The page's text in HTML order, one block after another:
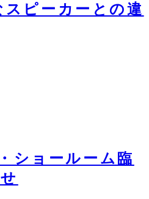
スピーカーとの違
ョールーム臨